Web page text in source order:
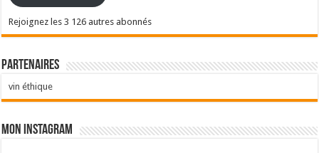
Rejoignez les 3 126 autres abonnés
Partenaires
vin éthique
Mon Instagram